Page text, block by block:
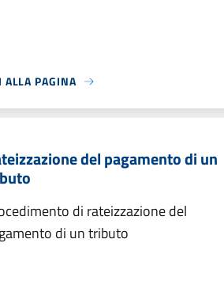
ALLA PAGINA
del pagamento di un
di rateizzazione del
di un tributo